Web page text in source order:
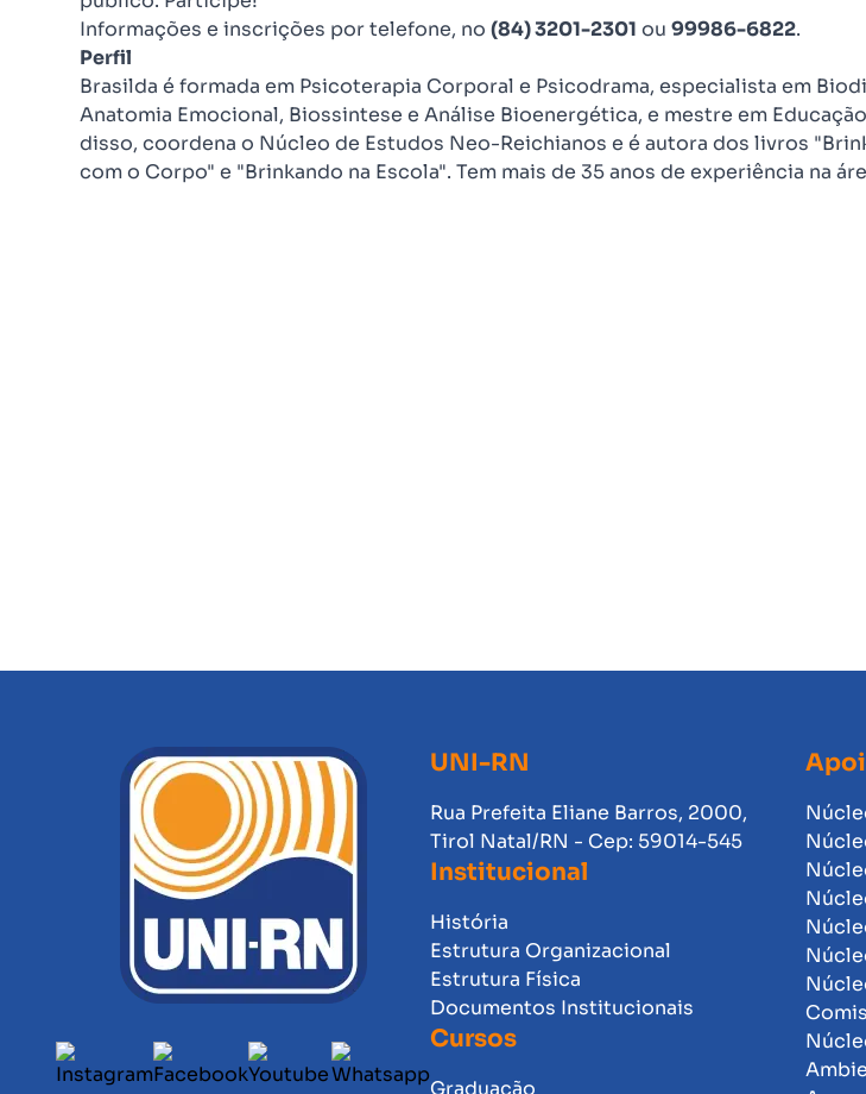
Informações e inscrições por telefone, no (84) 3201-2301 ou 99986-6822.
Perfil
Brasilda é formada em Psicoterapia Corporal e Psicodrama, especialista em
Anatomia Emocional, Biossintese e Análise Bioenergética, e mestre em
disso, coordena o Núcleo de Estudos Neo-Reichianos e é autora dos livros
com o Corpo" e "Brinkando na Escola". Tem mais de 35 anos de experiência na
UNI-RN
Rua Prefeita Eliane Barros, 2000,
Tirol Natal/RN - Cep: 59014-545
Institucional
História
Estrutura Organizacional
Estrutura Física
Documentos Institucionais
Cursos
Graduação